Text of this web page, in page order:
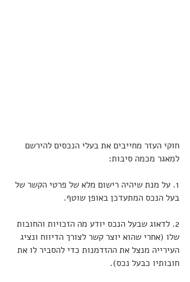
חוקי העזר מחייבים את בעלי הנכסים להירשם
למאגר מכמה סיבות:
1. על מנת שיהיה רישום מלא של פרטי הקשר של
בעל הנכס המתעדכן באופן שוטף.
2. לדאוג שבעל הנכס יודע מה הזכויות והחובות
שלו (אחרי שהוא יוצר קשר לצורך הדיווח ונציג
העירייה מנצל את ההזדמנות כדי להסביר לו את
חובותיו כבעל נכס).